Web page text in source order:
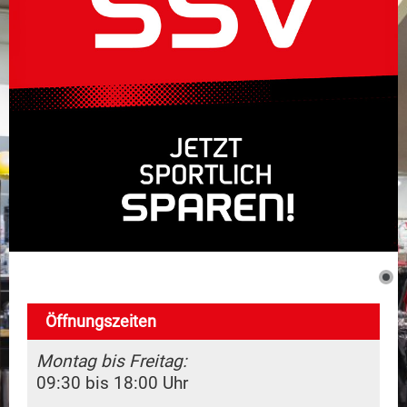
Dienstleistungen
Kontakt
Öffnungszeiten
Montag bis Freitag:
09:30 bis 18:00 Uhr